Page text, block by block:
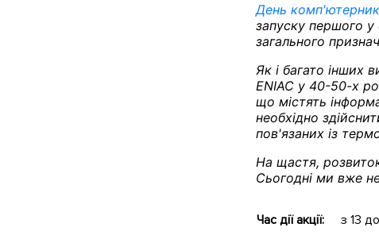
День
запуску першого у
загального
Як і багато інших
ENIAC у 40-50-х
що містять
необхідно
пов'язаних із
На щастя,
Сьогодні ми вже
Час дії акції: з 13